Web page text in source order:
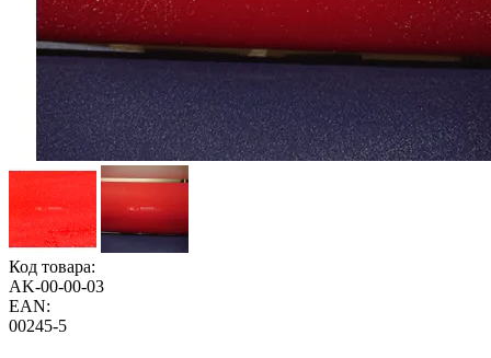
Код товара:
AK-00-00-03
EAN:
00245-5